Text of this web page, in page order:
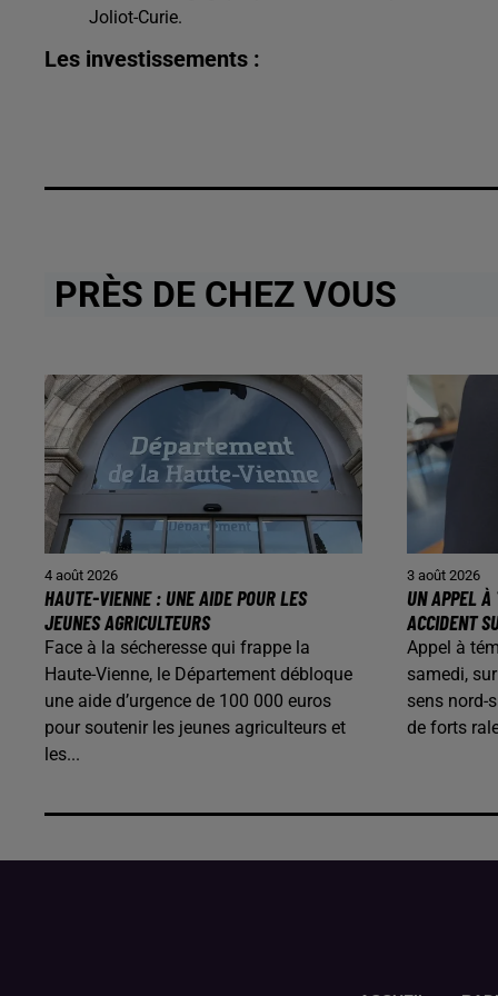
Joliot-Curie.
Les investissements :
PRÈS DE CHEZ VOUS
4 août 2026
HAUTE-VIENNE : UNE AIDE POUR LES
JEUNES AGRICULTEURS
Face à la sécheresse qui frappe la
Haute-Vienne, le Département débloque
une aide d’urgence de 100 000 euros
pour soutenir les jeunes agriculteurs et
les...
3 août 2026
UN APPEL À
ACCIDENT
Appel à
samedi,
sens nord-
de forts